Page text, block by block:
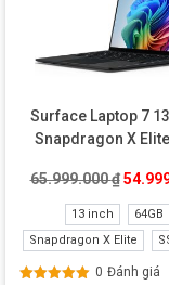
Surface Laptop 7
Snapdragon X
65.999.000₫ Giá
13 inch
64GB
Snapdragon X Elite
0 Đánh giá